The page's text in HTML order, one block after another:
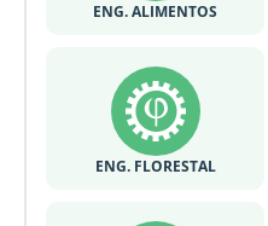
ENG. ALIMENTOS
ENG. FLORESTAL